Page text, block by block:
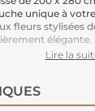
unique à
fleurs stylisées
élégante.
pratique et
(largeur) x 280
Lire la